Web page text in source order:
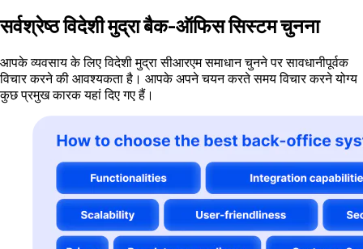
सर्वश्रेष्ठ विदेशी मुद्रा बैक-ऑफिस सिस्टम चुनना
आपके व्यवसाय के लिए विदेशी मुद्रा सीआरएम समाधान चुनने पर सावधानीपूर्वक
विचार करने की आवश्यकता है। आपके अपने चयन करते समय विचार करने योग्य
कुछ प्रमुख कारक यहां दिए गए हैं।